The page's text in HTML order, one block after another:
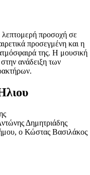
προσοχή σε
προσεγμένη και η
της. Η μουσική
ανάδειξη των
Δημητριάδης
ο Κώστας Βασιλάκος